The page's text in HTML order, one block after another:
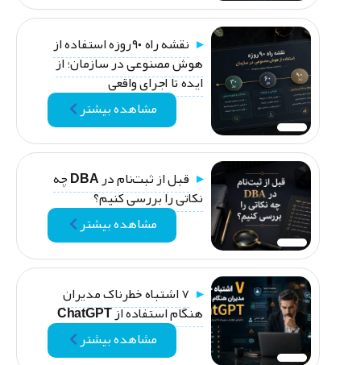
نقشه راه ۹۰روزه استفاده از
هوش مصنوعی در سازمان؛ از
ایده تا اجرای واقعی
مشاهده بیشتر
قبل از ثبت‌نام در DBA چه
نکاتی را بررسی کنیم؟
مشاهده بیشتر
۷ اشتباه خطرناک مدیران
هنگام استفاده از ChatGPT
مشاهده بیشتر